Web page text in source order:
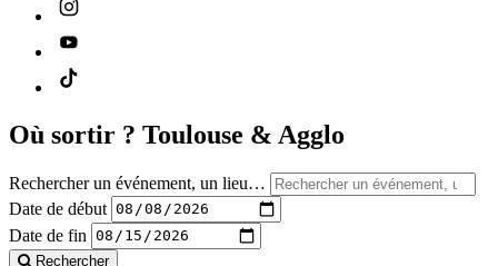
Où sortir ? Toulouse & Agglo
Rechercher un événement, un lieu…
Date de début
Date de fin
Rechercher